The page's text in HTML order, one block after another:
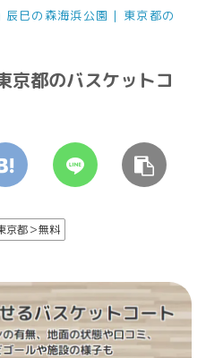
辰巳の森海浜公園 | 東京都の
京都のバスケットコ
京都＞無料